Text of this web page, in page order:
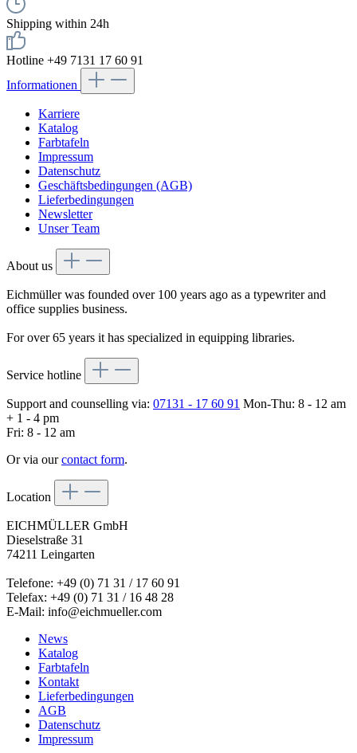
Shipping within 24h
Hotline +49 7131 17 60 91
Informationen
Karriere
Katalog
Farbtafeln
Impressum
Datenschutz
Geschäftsbedingungen (AGB)
Lieferbedingungen
Newsletter
Unser Team
About us
Eichmüller was founded over 100 years ago as a typewriter and
office supplies business.
For over 65 years it has specialized in equipping libraries.
Service hotline
Support and counselling via: 07131 - 17 60 91 Mon-Thu: 8 - 12 am
+ 1 - 4 pm
Fri: 8 - 12 am
Or via ourcontact form.
Location
EICHMÜLLER GmbH
Dieselstraße 31
74211 Leingarten
Telefone: +49 (0) 71 31 / 17 60 91
Telefax: +49 (0) 71 31 / 16 48 28
E-Mail: info@eichmueller.com
News
Katalog
Farbtafeln
Kontakt
Lieferbedingungen
AGB
Datenschutz
Impressum